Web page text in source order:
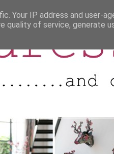
Your IP address and user-
quality of service, generate